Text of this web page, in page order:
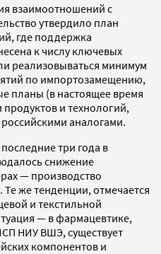
взаимоотношений с
утвердило план
где поддержка
к числу ключевых
реализовываться минимум
по импортозамещению,
планы (в настоящее время
и технологий,
аналогами.
три года в
снижение
— производство
же тенденции, отмечается
и текстильной
— в фармацевтике,
НИУ ВШЭ, существует
компонентов и